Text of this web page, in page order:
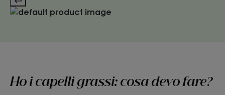
Ho i capelli grassi: cosa devo fare?